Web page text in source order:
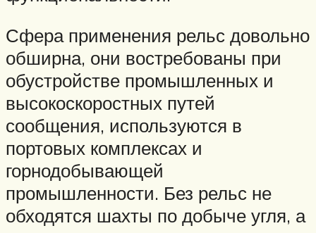
Сфера применения рельс довольно
обширна, они востребованы при
обустройстве промышленных и
высокоскоростных путей
сообщения, используются в
портовых комплексах и
горнодобывающей
промышленности. Без рельс не
обходятся шахты по добыче угля, а